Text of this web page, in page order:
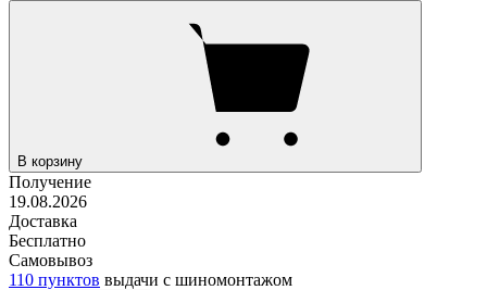
В корзину
Получение
19.08.2026
Доставка
Бесплатно
Самовывоз
110 пунктов выдачи с шиномонтажом